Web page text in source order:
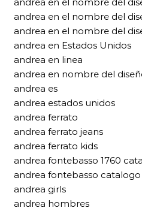
andrea en el nombre del
andrea en el nombre del
andrea en Estados Unidos
andrea en linea
andrea en nombre del
andrea es
andrea estados unidos
andrea ferrato
andrea ferrato jeans
andrea ferrato kids
andrea fontebasso 1760
andrea fontebasso catalogo
andrea girls
andrea hombres